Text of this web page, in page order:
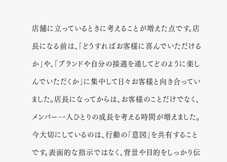
店舗に立っているときに考えることが増えた点です。店
長になる前は、「どうすればお客様に喜んでいただける
か」や、「ブランドや自分の接遇を通してどのように楽し
んでいただくか」に集中して日々お客様と向き合ってい
ました。店長になってからは、お客様のことだけでなく、
メンバー一人ひとりの成長を考える時間が増えました。
今大切にしているのは、行動の「意図」を共有すること
です。表面的な指示ではなく、背景や目的をしっかり伝